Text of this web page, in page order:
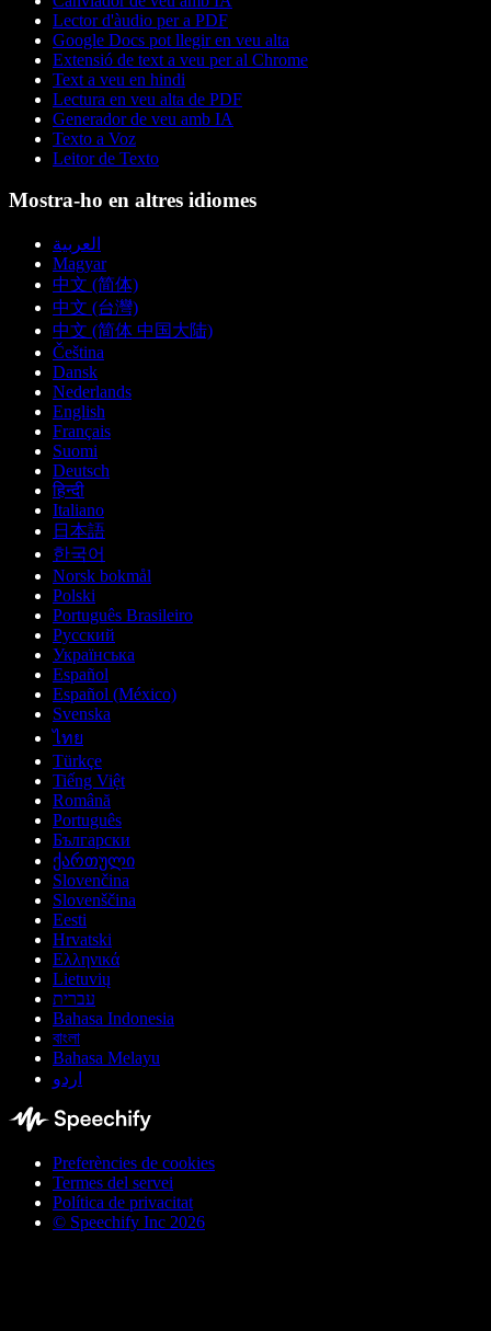
Lector d'àudio per a PDF
Google Docs pot llegir en veu alta
Extensió de text a veu per al Chrome
Text a veu en hindi
Lectura en veu alta de PDF
Generador de veu amb IA
Texto a Voz
Leitor de Texto
Mostra-ho en altres idiomes
العربية
Magyar
中文 (简体)
中文 (台灣)
中文 (简体 中国大陆)
Čeština
Dansk
Nederlands
English
Français
Suomi
Deutsch
हिन्दी
Italiano
日本語
한국어
Norsk bokmål
Polski
Português Brasileiro
Русский
Українська
Español
Español (México)
Svenska
ไทย
Türkçe
Tiếng Việt
Română
Português
Български
ქართული
Slovenčina
Slovenščina
Eesti
Hrvatski
Ελληνικά
Lietuvių
עברית
Bahasa Indonesia
বাংলা
Bahasa Melayu
اردو
Preferències de cookies
Termes del servei
Política de privacitat
© Speechify Inc 2026